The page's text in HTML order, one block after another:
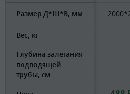
Размер Д*Ш*В, мм
Вес, кг
Глубина залегания
подводящей
трубы, см